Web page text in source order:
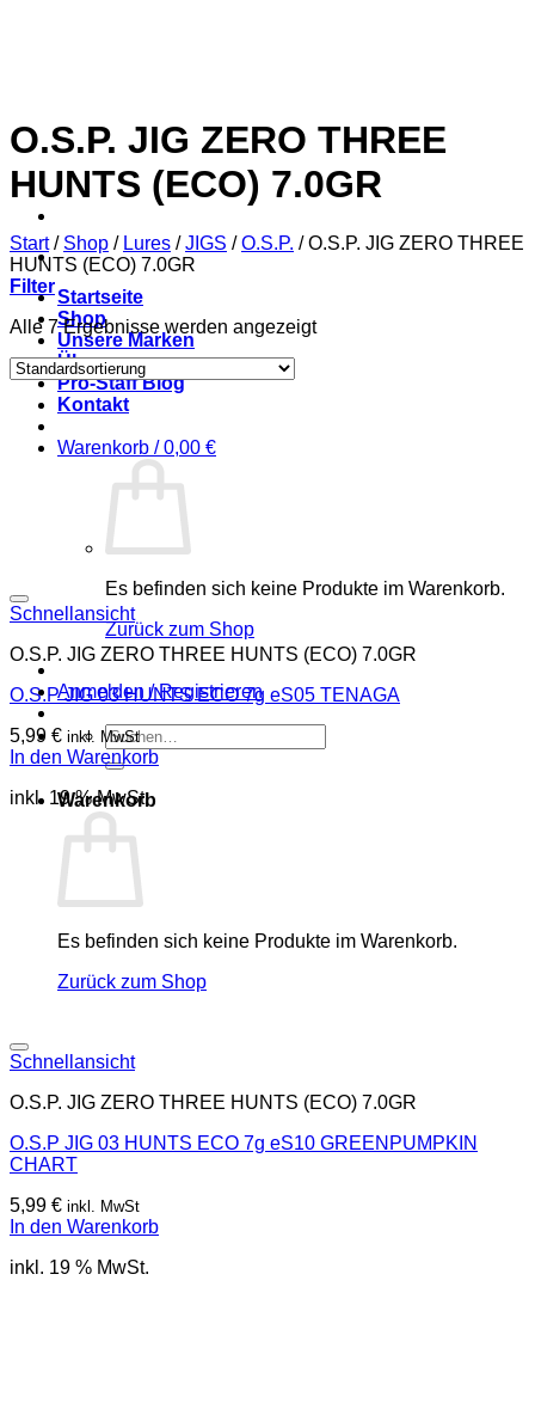
Startseite
Shop
Unsere Marken
Über uns
Pro-Staff Blog
Kontakt
Warenkorb /0,00 €
Es befinden sich keine Produkte im Warenkorb.
Zurück zum Shop
Anmelden / Registrieren
Suchen
nach:
Warenkorb
Es befinden sich keine Produkte im Warenkorb.
Zurück zum Shop
O.S.P. JIG ZERO THREE
HUNTS (ECO) 7.0GR
Start / Shop / Lures / JIGS / O.S.P. /O.S.P. JIG ZERO THREE
HUNTS (ECO) 7.0GR
Filter
Alle 7 Ergebnisse werden angezeigt
Schnellansicht
O.S.P. JIG ZERO THREE HUNTS (ECO) 7.0GR
O.S.P JIG 03 HUNTS ECO 7g eS05 TENAGA
5,99 € inkl. MwSt
In den Warenkorb
inkl. 19 % MwSt.
Schnellansicht
O.S.P. JIG ZERO THREE HUNTS (ECO) 7.0GR
O.S.P JIG 03 HUNTS ECO 7g eS10 GREENPUMPKIN
CHART
5,99 € inkl. MwSt
In den Warenkorb
inkl. 19 % MwSt.